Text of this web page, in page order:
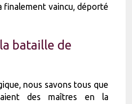
finalement vaincu, déporté
bataille de
nous savons tous que
des maîtres en la